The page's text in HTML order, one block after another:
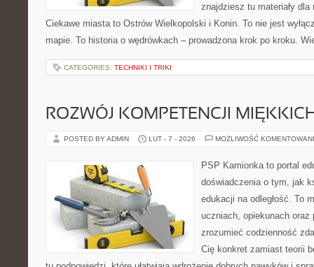
znajdziesz tu materiały
Ciekawe miasta to Ostrów Wielkopolski i Konin. To nie jest
mapie. To historia o wędrówkach – prowadzona krok po kroku.
CATEGORIES: TECHNIKI I TRIKI
ROZWÓJ KOMPETENCJI
POSTED BY ADMIN LUT - 7 - 2026 MOŻLIWOŚĆ
PSP Kamionka to portal
doświadczenia o tym, jak
edukacji na odległość. To
uczniach, opiekunach
zrozumieć codzienność
Cię konkret zamiast teorii